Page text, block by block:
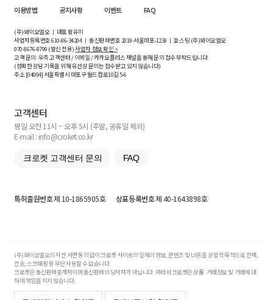
이용방법
공지사항 이벤트 FAQ
(주)와이오엘오 ㅣ 대표 황유미
사업자등록번호610-86-34204ㅣ 통신판매번호 2019-서울마포-1239 ㅣ 호스팅 (주)와이오엘오
070-8676-8799 (발신 전용)사업자 정보 확인 >
고객 문의: 우측 고객센터 / 이메일 / 카카오플러스 채널을 통해 문의 접수 부탁드립니다.
(정확한 상담 기록을 위해 유선상 문의는 접수받고 있지 않습니다)
주소 [04004] 서울특별시 마포구 월드컵로10길5-6
고객센터
평일 오전 11시 ~ 오후 5시 (주말, 공휴일 제외)
E-mail : info@croket.co.kr
크로켓 고객센터 문의 FAQ
특허출원번호제 10-1865905호 상표등록번호제 40-1643898호
(주)와이오엘오의 사전 서면 동의 없이 크로켓 사이트의 일체의 정보, 콘텐츠 및 UI등을 상업적 목적으로 전재,
전송, 스크래핑 등 무단 사용할 수 없습니다.
크로켓은 통신판매중개자이며 통신판매의 당사자가 아닙니다. 따라서 크로켓은 상품·거래정보 및 거래에 대
하여 책임을 지지 않습니다.